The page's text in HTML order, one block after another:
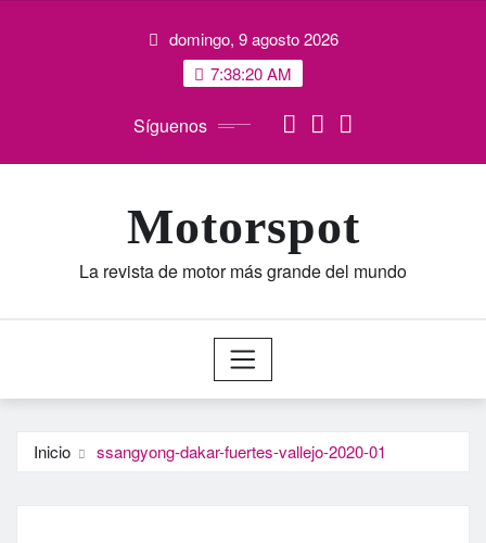
domingo, 9 agosto 2026
7:38:21 AM
Síguenos
Motorspot
La revista de motor más grande del mundo
Inicio ssangyong-dakar-fuertes-vallejo-2020-01